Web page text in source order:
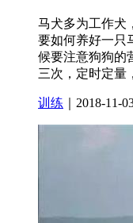
马犬多为工作犬
要如何养好一只
候要注意狗狗的
三次，定时定量，
训练 ｜2018-11-